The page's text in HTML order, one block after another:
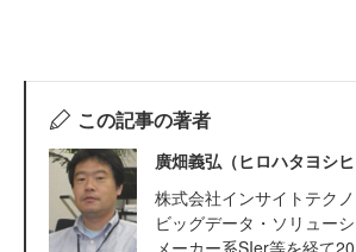
この記事の著者
廣畑義弘（ヒロハタヨシヒ
株式会社インサイトテク
ビッグデータ・ソリュー
メーカー系SIer等を経て